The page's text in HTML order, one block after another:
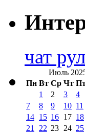
чат
Июль
Пн Вт Ср Чт
1 2 3 4
7
8 9 10 11
14 15 16 17 18
21
22 23 24 25